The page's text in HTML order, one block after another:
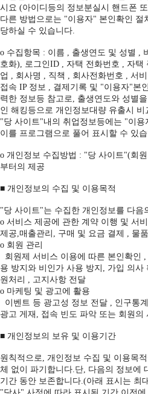
시요 (아이디등의 정보분실시 핸드폰
다른 방법으로는 "이용자" 본인확인 절
당하실 수 있습니다.
ο 수집항목 : 이름 , 출생연도 및 성별 ,
호화), 로그인ID , 자택 전화번호 , 자택
업 , 회사명 , 직책 , 회사전화번호 , 서
접속 IP 정보 , 결제기록 및 "이용자"본
력한 정보등 참고로, 출생연도와 성별
인 해킹등으로 개인정보대량 유출시
"당 사이트"내의 취업정보등에는 "이
이를 프로그램으로 풀어 표시할 수 있습
ο 개인정보 수집방법 : "당 사이트"(회
부터의 제공
■ 개인정보의 수집 및 이용목적
"당 사이트"는 수집한 개인정보를 다음
ο 서비스 제공에 관한 계약 이행 및 서
제공,매출관리, 구매 및 요금 결제 , 물
ο 회원 관리
회원제 서비스 이용에 따른 본인확인
용 방지와 비인가 사용 방지, 가입 의사
원처리 , 고지사항 전달
ο 마케팅 및 광고에 활용
이벤트 등 광고성 정보 전달 , 인구통
광고 게재, 접속 빈도 파악 또는 회원의
■ 개인정보의 보유 및 이용기간
원칙적으로, 개인정보 수집 및 이용목
체 없이 파기합니다.단, 다음의 정보에
기간 동안 보존합니다.(아래 표시는 최